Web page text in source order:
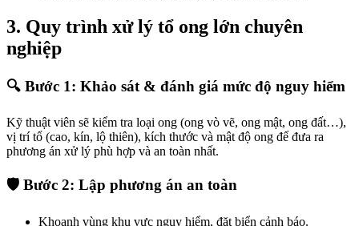
3. Quy trình xử lý tổ ong lớn chuyên
nghiệp
🔍 Bước 1: Khảo sát & đánh giá mức độ nguy hiểm
Kỹ thuật viên sẽ kiểm tra loại ong (ong vò vẽ, ong mật, ong đất…),
vị trí tổ (cao, kín, lộ thiên), kích thước và mật độ ong để đưa ra
phương án xử lý phù hợp và an toàn nhất.
🛡️ Bước 2: Lập phương án an toàn
Khoanh vùng khu vực nguy hiểm, đặt biển cảnh báo.